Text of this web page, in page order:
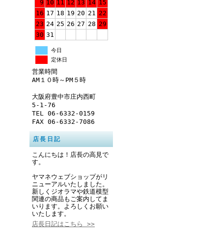
9 10 11 12 13 14 15
16 17 18 19 20 21 22
23 24 25 26 27 28 29
30 31
今日
定休日
営業時間
AM１０時～PM５時
大阪府豊中市庄内西町
5-1-76
TEL 06-6332-0159
FAX 06-6332-7086
店長日記
こんにちは！店長の高見で
す。
ヤマネウェブショップがリ
ニューアルいたしました。
新しくジオラマや鉄道模型
関連の商品もご案内してま
いります。よろしくお願い
いたします。
店長日記はこちら >>